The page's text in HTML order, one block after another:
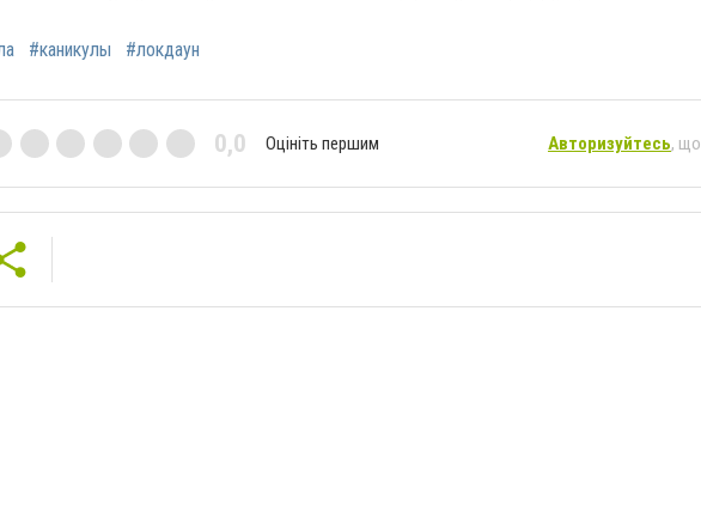
#каникулы #локдаун
0,0 Оцініть першим Авторизуйтесь,